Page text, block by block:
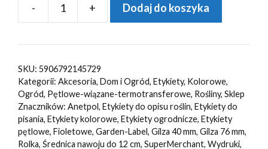
-
ilość
ogrodnicze/sadownicze
FIOLETOWE
160x17mm(17x160)
500szt
+ Dodaj do koszyka
SKU: 5906792145729
Kategorii: Akcesoria, Dom i Ogród, Etykiety, Kolorowe,
Ogród, Pętlowe-wiązane-termotransferowe, Rośliny, Sklep
Znaczników: Anetpol, Etykiety do opisu roślin, Etykiety do
pisania, Etykiety kolorowe, Etykiety ogrodnicze, Etykiety
pętlowe, Fioletowe, Garden-Label, Gilza 40 mm, Gilza 76 mm,
Rolka, Średnica nawoju do 12 cm, SuperMerchant, Wydruki,